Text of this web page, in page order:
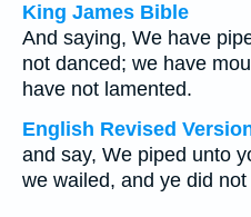
King James Bible
And saying, We have
not danced; we have
have not lamented.
English Revised
and say, We piped unto
we wailed, and ye did not